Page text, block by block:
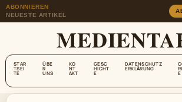
ABONNIEREN
NEUESTE ARTIKEL
STAR
TSEI
TE
ÜBE
R
UNS
KO
NT
AKT
GESC
HICHT
E
DATENSCHUTZ
ERKLÄRUNG
E